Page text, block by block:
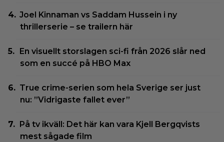
Joel Kinnaman vs Saddam Hussein i ny
thrillerserie – se trailern här
En visuellt storslagen sci-fi från 2026 slår ned
som en succé på HBO Max
True crime-serien som hela Sverige ser just
nu: ”Vidrigaste fallet ever”
På tv ikväll: Det här kan vara Kjell Bergqvists
mest sågade film